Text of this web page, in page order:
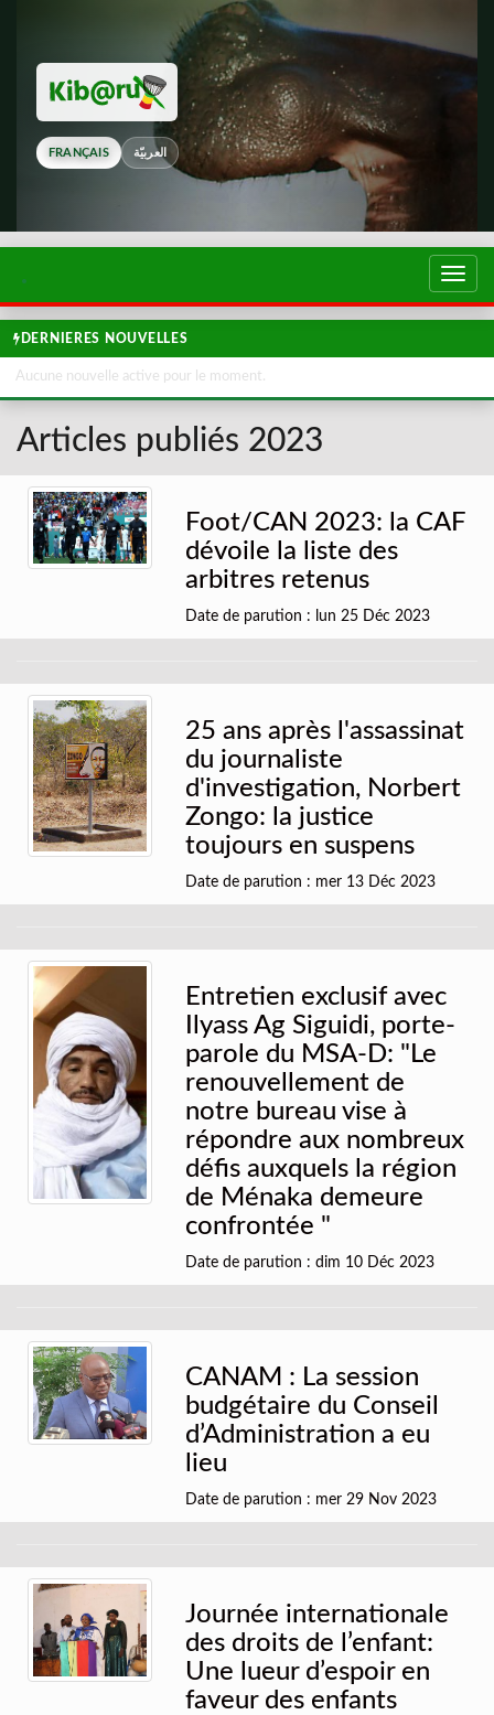
FRANÇAIS العربيّة
DERNIERES NOUVELLES
Aucune nouvelle active pour le moment.
Articles publiés 2023
Foot/CAN 2023: la CAF
dévoile la liste des
arbitres retenus
Date de parution : lun 25 Déc 2023
25 ans après l'assassinat
du journaliste
d'investigation, Norbert
Zongo: la justice
toujours en suspens
Date de parution : mer 13 Déc 2023
Entretien exclusif avec
Ilyass Ag Siguidi, porte-
parole du MSA-D: "Le
renouvellement de
notre bureau vise à
répondre aux nombreux
défis auxquels la région
de Ménaka demeure
confrontée "
Date de parution : dim 10 Déc 2023
CANAM : La session
budgétaire du Conseil
d’Administration a eu
lieu
Date de parution : mer 29 Nov 2023
Journée internationale
des droits de l’enfant:
Une lueur d’espoir en
faveur des enfants